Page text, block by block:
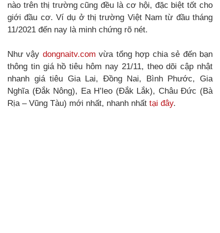
nào trên thị trường cũng đều là cơ hội, đặc biệt tốt cho
giới đầu cơ. Ví dụ ở thị trường Việt Nam từ đầu tháng
11/2021 đến nay là minh chứng rõ nét.
Như vậy dongnaitv.com vừa tổng hợp chia sẻ đến bạn
thông tin giá hồ tiêu hôm nay 21/11, theo dõi cập nhật
nhanh giá tiêu Gia Lai, Đồng Nai, Bình Phước, Gia
Nghĩa (Đắk Nông), Ea H’leo (Đắk Lắk), Châu Đức (Bà
Rịa – Vũng Tàu) mới nhất, nhanh nhất tại đây.